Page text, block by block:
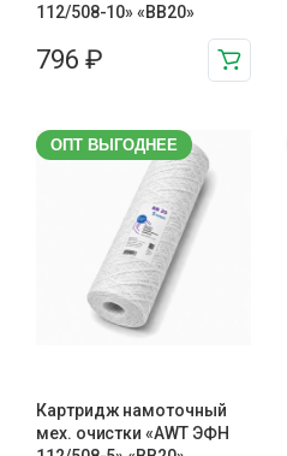
112/508-10» «BB20»
796 ₽
ОПТ ВЫГОДНЕЕ
Картридж намоточный
мех. очистки «AWT ЭФН